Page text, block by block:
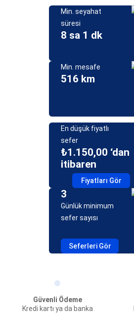
Min. seyahat
süresi
8 sa 1 dk
Min. mesafe
516 km
En düşük fiyatlı
sefer
₺1.150,00 ‘dan
itibaren
Fiyatları Gör
3
Günlük minimum
sefer sayısı
Seferleri Gör
Güvenli Ödeme
Kredi kartı ya da banka